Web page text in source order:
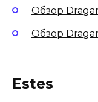
Обзор
Обзор
Estes